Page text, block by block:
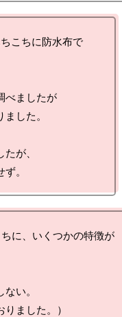
こちに防水布で
べましたが
した。
が、
に、いくつかの特徴が
い。
ました。）